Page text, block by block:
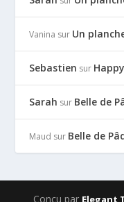
Vanina sur Un
Sebastien sur
Sarah sur Belle de
Maud sur Belle de
Conçu par Elegant